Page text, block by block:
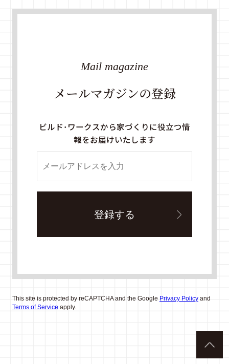
メールマガジンの登録
Mail magazine
ビルド・ワークスから家づくりに役立つ情
報をお届けいたします
This site is protected by reCAPTCHA and the Google Privacy Policyand
Terms of Service apply.